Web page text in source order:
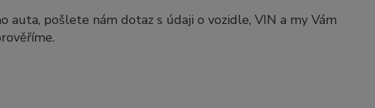
auta, pošlete nám dotaz s údaji o vozidle, VIN a my Vám